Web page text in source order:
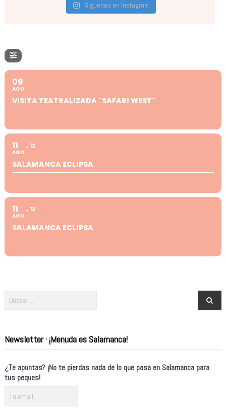
Síguenos en Instagram
09
AGO
VISITA TEATRALIZADA "SAFARI WEST"
11
AGO
12
SALAMANCA ECLIPSA
11
AGO
12
SALAMANCA ECLIPSA
Newsletter · ¡Menuda es Salamanca!
¿Te apuntas? ¡No te pierdas nada de lo que pasa en Salamanca para
tus peques!